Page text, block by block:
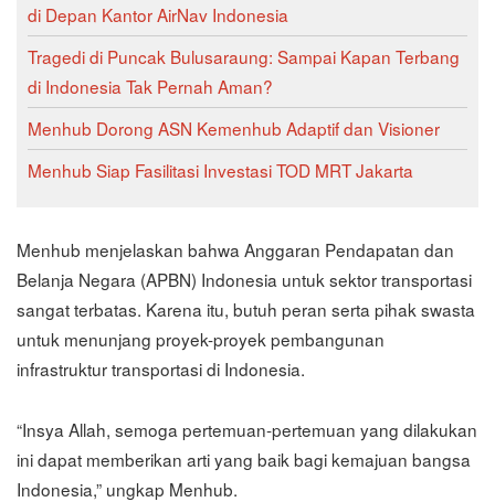
di Depan Kantor AirNav Indonesia
Tragedi di Puncak Bulusaraung: Sampai Kapan Terbang
di Indonesia Tak Pernah Aman?
Menhub Dorong ASN Kemenhub Adaptif dan Visioner
Menhub Siap Fasilitasi Investasi TOD MRT Jakarta
Menhub menjelaskan bahwa Anggaran Pendapatan dan
Belanja Negara (APBN) Indonesia untuk sektor transportasi
sangat terbatas. Karena itu, butuh peran serta pihak swasta
untuk menunjang proyek-proyek pembangunan
infrastruktur transportasi di Indonesia.
“Insya Allah, semoga pertemuan-pertemuan yang dilakukan
ini dapat memberikan arti yang baik bagi kemajuan bangsa
Indonesia,” ungkap Menhub.